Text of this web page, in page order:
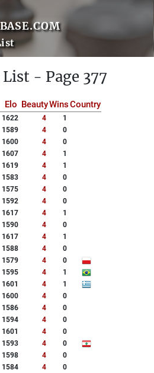
- Page 377
Elo BeautyWinsCountry
1622 4
1
1589 4
0
1600 4
0
1607 4
1
1619 4
1
1583 4
0
1575 4
0
1592 4
0
1617 4
1
1590 4
0
1617 4
1
1588 4
0
1579 4
0
1595 4
1
1601 4
1
1600 4
0
1586 4
0
1594 4
0
1601 4
0
1593 4
0
1598 4
0
1584 4
0